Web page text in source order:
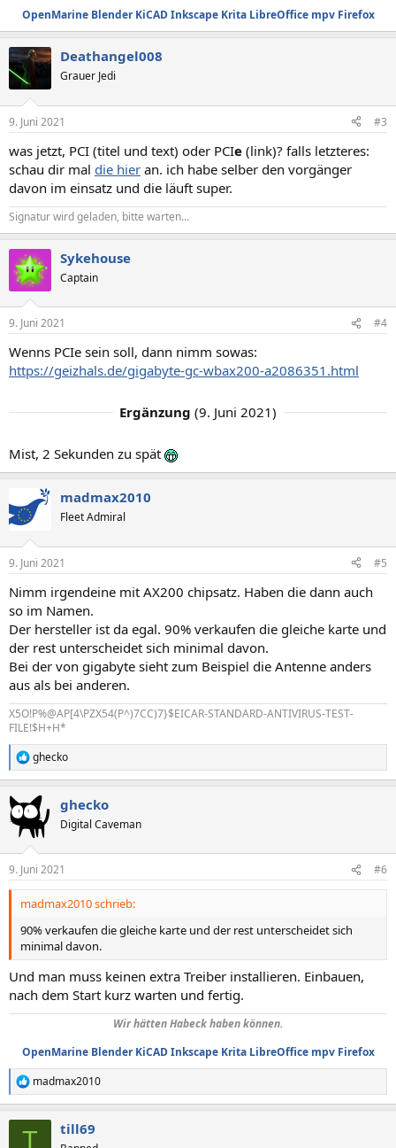
OpenMarine Blender KiCAD Inkscape Krita LibreOffice mpv Firefox
Deathangel008
Grauer Jedi
9. Juni 2021 #3
was jetzt, PCI (titel und text) oder PCIe (link)? falls letzteres:
schau dir mal die hier an. ich habe selber den vorgänger
davon im einsatz und die läuft super.
Signatur wird geladen, bitte warten...
Sykehouse
Captain
9. Juni 2021 #4
Wenns PCIe sein soll, dann nimm sowas:
https://geizhals.de/gigabyte-gc-wbax200-a2086351.html
Ergänzung (9. Juni 2021)
Mist, 2 Sekunden zu spät
madmax2010
Fleet Admiral
9. Juni 2021 #5
Nimm irgendeine mit AX200 chipsatz. Haben die dann auch
so im Namen.
Der hersteller ist da egal. 90% verkaufen die gleiche karte und
der rest unterscheidet sich minimal davon.
Bei der von gigabyte sieht zum Beispiel die Antenne anders
aus als bei anderen.
X5O!P%@AP[4\PZX54(P^)7CC)7}$EICAR-STANDARD-ANTIVIRUS-TEST-
FILE!$H+H*
R
e
k
t
e
n
ghecko
ghecko
Digital Caveman
9. Juni 2021 #6
madmax2010 schrieb:
90% verkaufen die gleiche karte und der rest unterscheidet sich
minimal davon.
Und man muss keinen extra Treiber installieren. Einbauen,
nach dem Start kurz warten und fertig.
Wir hätten Habeck haben können.
OpenMarine Blender KiCAD Inkscape Krita LibreOffice mpv Firefox
R
e
madmax2010
T till69